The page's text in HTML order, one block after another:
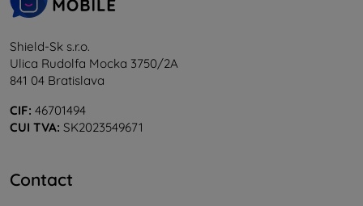
Shield-Sk s.r.o.
Ulica Rudolfa Mocka 3750/2A
841 04 Bratislava
CIF: 46701494
CUI TVA: SK2023549671
Contact